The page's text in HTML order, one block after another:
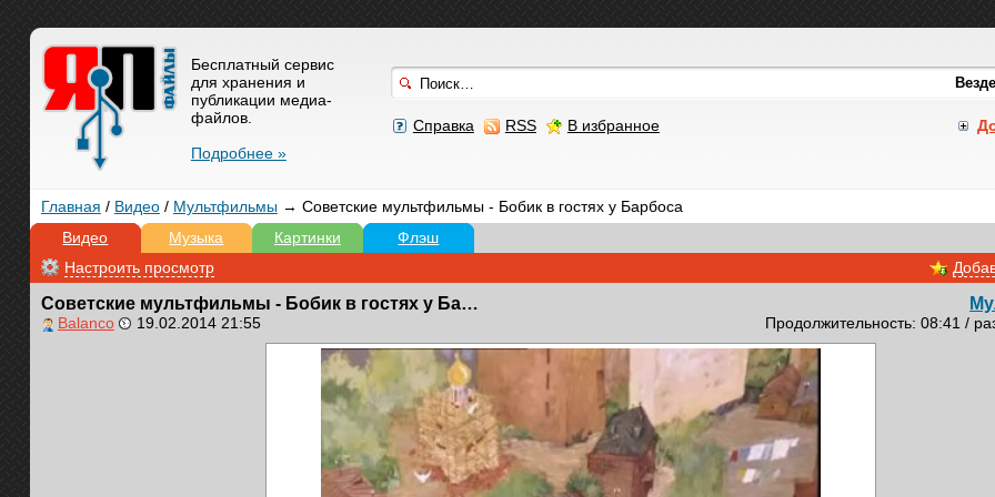
Справка RSS В избранное
Бесплатный сервис
для хранения и
публикации медиа-
файлов.
Подробнее »
Главная / Видео/ Мультфильмы→ Советские мультфильмы - Бобик в гостях у Барбоса
Видео
Музыка Картинки Флэш
Настроить просмотр
Советские мультфильмы - Бобик в гостях у Барбоса
Bаlanco 19.02.2014 21:55 Продолжительность: 08:41 /